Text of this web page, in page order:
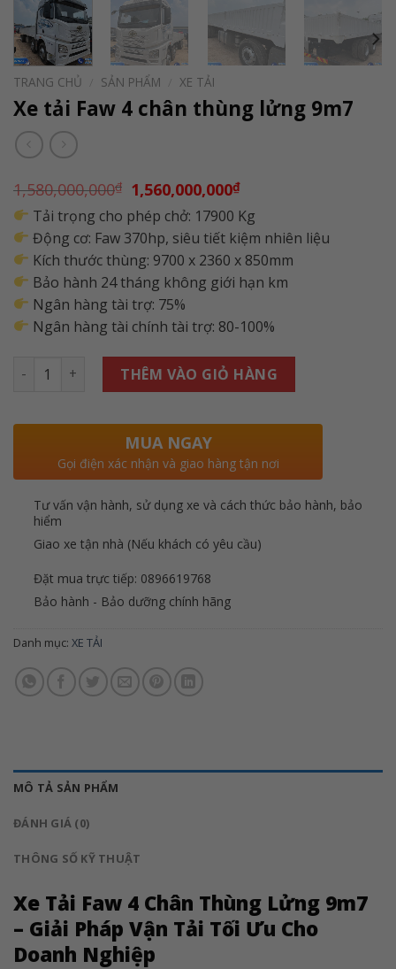
TRANG CHỦ SẢN PHẨM XE TẢI
Xe tải Faw 4 chân thùng lửng 9m7
1,580,000,000₫ Giá
gốc
là:
1,580,000,000₫.
1,560,000,000₫Giá
tại
là:
1,560,000,000₫.
Tải trọng cho phép chở: 17900 Kg
Động cơ: Faw 370hp, siêu tiết kiệm nhiên liệu
Kích thước thùng: 9700 x 2360 x 850mm
Bảo hành 24 tháng không giới hạn km
Ngân hàng tài trợ: 75%
Ngân hàng tài chính tài trợ: 80-100%
Số lượng THÊM VÀO GIỎ HÀNG
Tư vấn vận hành, sử dụng xe và cách thức bảo hành, bảo
hiểm
Giao xe tận nhà (Nếu khách có yêu cầu)
Đặt mua trực tiếp: 0896619768
Bảo hành - Bảo dưỡng chính hãng
MUA NGAY
Gọi điện xác nhận và giao hàng tận nơi
Danh mục: XE TẢI
MÔ TẢ SẢN PHẨM
ĐÁNH GIÁ (0)
THÔNG SỐ KỸ THUẬT
Xe Tải Faw 4 Chân Thùng Lửng 9m7
– Giải Pháp Vận Tải Tối Ưu Cho
Doanh Nghiệp